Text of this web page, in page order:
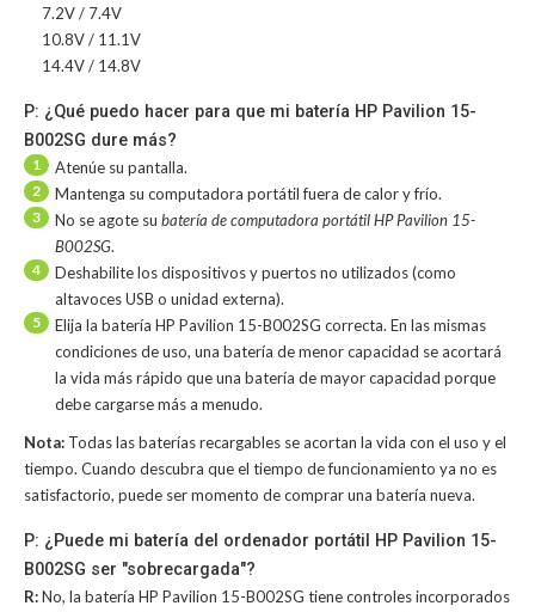
7.2V / 7.4V
10.8V / 11.1V
14.4V / 14.8V
P: ¿Qué puedo hacer para que mi batería HP Pavilion 15-
B002SG dure más?
1 Atenúe su pantalla.
2 Mantenga su computadora portátil fuera de calor y frío.
3 No se agote su batería de computadora portátil HP Pavilion 15-
B002SG.
4
Deshabilite los dispositivos y puertos no utilizados (como
altavoces USB o unidad externa).
5
Elija la batería HP Pavilion 15-B002SG correcta. En las mismas
condiciones de uso, una batería de menor capacidad se acortará
la vida más rápido que una batería de mayor capacidad porque
debe cargarse más a menudo.
Nota: Todas las baterías recargables se acortan la vida con el uso y el
tiempo. Cuando descubra que el tiempo de funcionamiento ya no es
satisfactorio, puede ser momento de comprar una batería nueva.
P: ¿Puede mi batería del ordenador portátil HP Pavilion 15-
B002SG ser "sobrecargada"?
R:No, la batería HP Pavilion 15-B002SG tiene controles incorporados